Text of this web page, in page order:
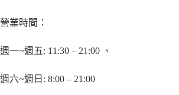
營業時間：
週一~週五: 11:30 – 21:00 、
週六~週日: 8:00 – 21:00